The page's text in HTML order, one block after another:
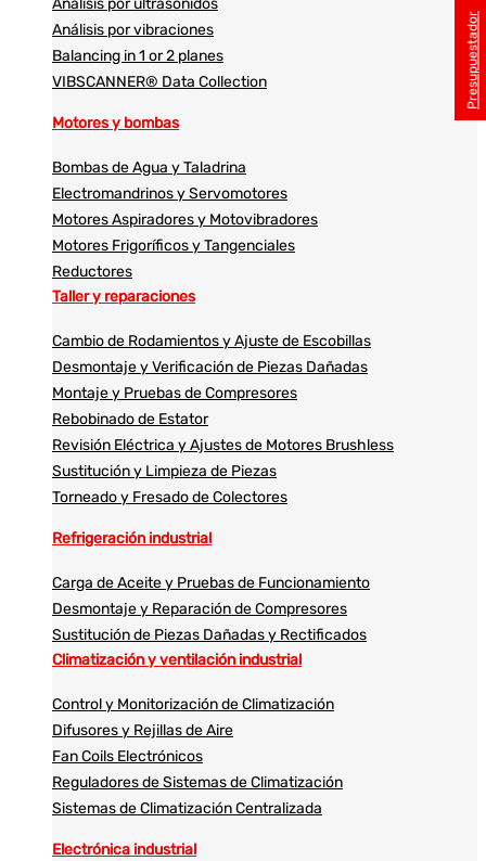
Análisis por ultrasonidos​​
Análisis por vibraciones
Balancing in 1 or 2 planes
VIBSCANNER® Data Collection
Motores y bombas
Bombas de Agua y Taladrina
Electromandrinos y Servomotores
Motores Aspiradores y Motovibradores
Motores Frigoríficos y Tangenciales
Reductores
Taller y reparaciones
Cambio de Rodamientos y Ajuste de Escobillas
Desmontaje y Verificación de Piezas Dañadas
Montaje y Pruebas de Compresores
Rebobinado de Estator
Revisión Eléctrica y Ajustes de Motores Brushless
Sustitución y Limpieza de Piezas
Torneado y Fresado de Colectores
Refrigeración industrial
Carga de Aceite y Pruebas de Funcionamiento
Desmontaje y Reparación de Compresores
Sustitución de Piezas Dañadas y Rectificados
Climatización y ventilación industrial
Control y Monitorización de Climatización
Difusores y Rejillas de Aire
Fan Coils Electrónicos
Reguladores de Sistemas de Climatización
Sistemas de Climatización Centralizada
Electrónica industrial
Presupuestador